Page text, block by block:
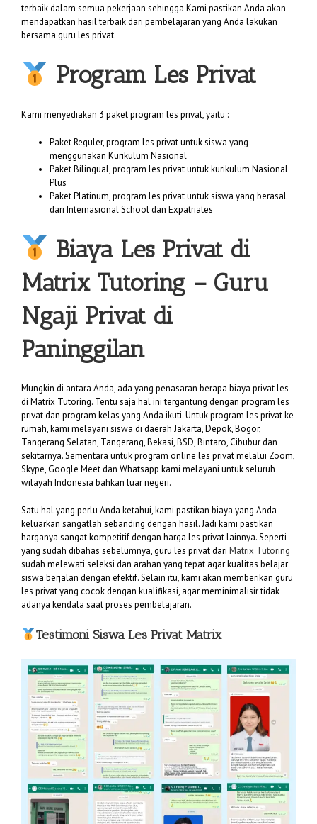
terbaik dalam semua pekerjaan sehingga Kami pastikan Anda akan
mendapatkan hasil terbaik dari pembelajaran yang Anda lakukan
bersama guru les privat.
Program Les Privat
Kami menyediakan 3 paket program les privat, yaitu :
Paket Reguler, program les privat untuk siswa yang
menggunakan Kurikulum Nasional
Paket Bilingual, program les privat untuk kurikulum Nasional
Plus
Paket Platinum, program les privat untuk siswa yang berasal
dari Internasional School dan Expatriates
Biaya Les Privat di
Matrix Tutoring – Guru
Ngaji Privat di
Paninggilan
Mungkin di antara Anda, ada yang penasaran berapa biaya privat les
di Matrix Tutoring. Tentu saja hal ini tergantung dengan program les
privat dan program kelas yang Anda ikuti. Untuk program les privat ke
rumah, kami melayani siswa di daerah Jakarta, Depok, Bogor,
Tangerang Selatan, Tangerang, Bekasi, BSD, Bintaro, Cibubur dan
sekitarnya. Sementara untuk program online les privat melalui Zoom,
Skype, Google Meet dan Whatsapp kami melayani untuk seluruh
wilayah Indonesia bahkan luar negeri.
Satu hal yang perlu Anda ketahui, kami pastikan biaya yang Anda
keluarkan sangatlah sebanding dengan hasil. Jadi kami pastikan
harganya sangat kompetitif dengan harga les privat lainnya. Seperti
yang sudah dibahas sebelumnya, guru les privat dari Matrix Tutoring
sudah melewati seleksi dan arahan yang tepat agar kualitas belajar
siswa berjalan dengan efektif. Selain itu, kami akan memberikan guru
les privat yang cocok dengan kualifikasi, agar meminimalisir tidak
adanya kendala saat proses pembelajaran.
Testimoni Siswa Les Privat Matrix